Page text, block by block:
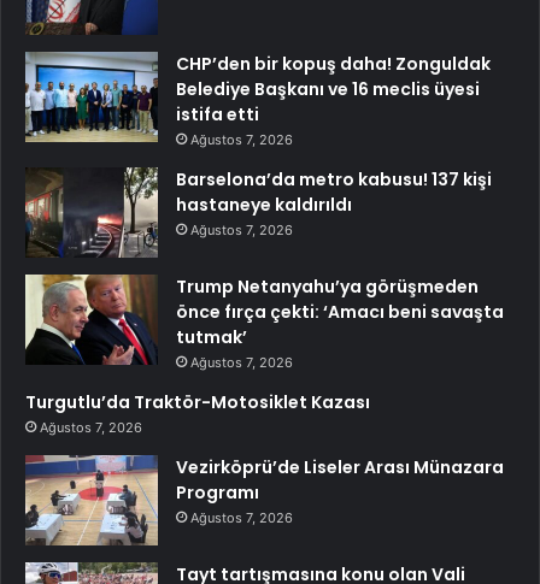
CHP’den bir kopuş daha! Zonguldak
Belediye Başkanı ve 16 meclis üyesi
istifa etti
Ağustos 7, 2026
Barselona’da metro kabusu! 137 kişi
hastaneye kaldırıldı
Ağustos 7, 2026
Trump Netanyahu’ya görüşmeden
önce fırça çekti: ‘Amacı beni savaşta
tutmak’
Ağustos 7, 2026
Turgutlu’da Traktör-Motosiklet Kazası
Ağustos 7, 2026
Vezirköprü’de Liseler Arası Münazara
Programı
Ağustos 7, 2026
Tayt tartışmasına konu olan Vali